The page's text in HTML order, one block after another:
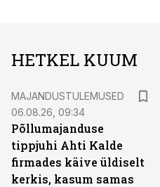
HETKEL KUUM
MAJANDUSTULEMUSED
06.08.26, 09:34
Põllumajanduse
tippjuhi Ahti Kalde
firmades käive üldiselt
kerkis, kasum samas